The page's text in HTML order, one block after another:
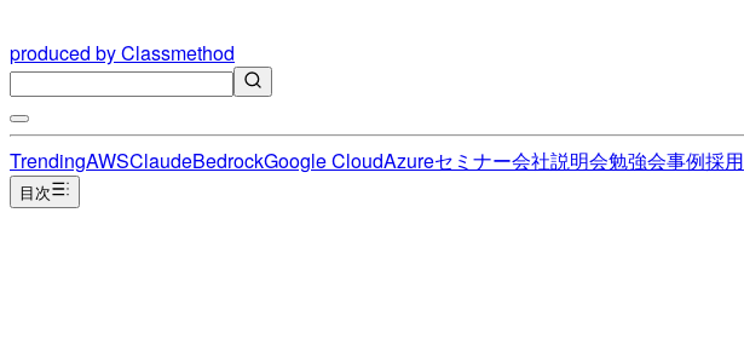
produced by Classmethod
TrendingAWSClaudeBedrockGoogle CloudAzureセミナー会社説明会勉強会事例採用
目次